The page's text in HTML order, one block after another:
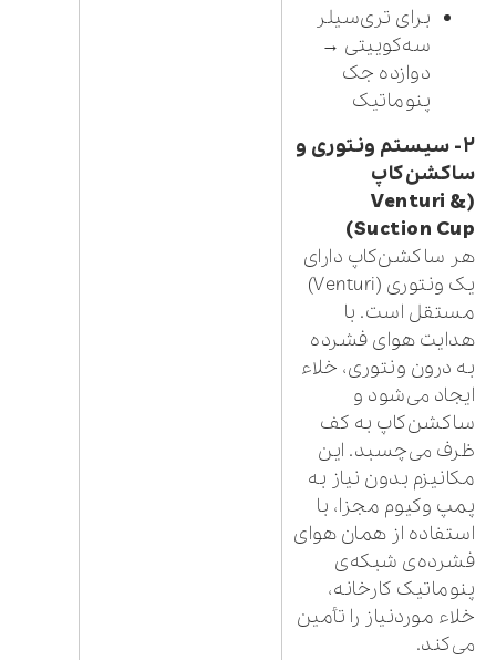
برای تری‌سیلر
سه‌کوییتی →
دوازده جک
پنوماتیک
۲- سیستم ونتوری و
ساکشن‌کاپ
(Venturi &
Suction Cup)
هر ساکشن‌کاپ دارای
یک ونتوری (Venturi)
مستقل است. با
هدایت هوای فشرده
به درون ونتوری، خلاء
ایجاد می‌شود و
ساکشن‌کاپ به کف
ظرف می‌چسبد. این
مکانیزم بدون نیاز به
پمپ وکیوم مجزا، با
استفاده از همان هوای
فشرده‌ی شبکه‌ی
پنوماتیک کارخانه،
خلاء موردنیاز را تأمین
می‌کند.